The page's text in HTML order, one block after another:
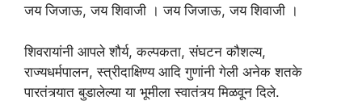
जय जिजाऊ, जय शिवाजी । जय जिजाऊ, जय शिवाजी ।
शिवरायांनी आपले शौर्य, कल्पकता, संघटन कौशल्य,
राज्यधर्मपालन, स्त्रीदाक्षिण्य आदि गुणांनी गेली अनेक शतके
पारतंत्र्यात बुडालेल्या या भूमीला स्वातंत्र्य मिळवून दिले.